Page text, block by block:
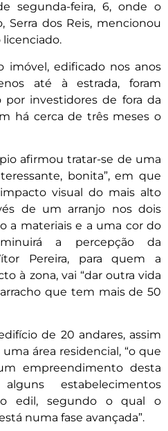
segunda-feira, 6, onde o
Serra dos Reis, mencionou
licenciado.
imóvel, edificado nos anos
até à estrada, foram
por investidores de fora da
há cerca de três meses o
afirmou tratar-se de uma
bonita”, em que
visual do mais alto
de um arranjo nos dois
a materiais e a uma cor do
a percepção da
Pereira, para quem a
à zona, vai “dar outra vida
que tem mais de 50
de 20 andares, assim
área residencial, “o que
empreendimento desta
estabelecimentos
o edil, segundo o qual o
numa fase avançada”.